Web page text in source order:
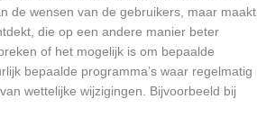
de wensen van de gebruikers, maar maakt
die op een andere manier beter
of het mogelijk is om bepaalde
bepaalde programma’s waar regelmatig
wettelijke wijzigingen. Bijvoorbeeld bij